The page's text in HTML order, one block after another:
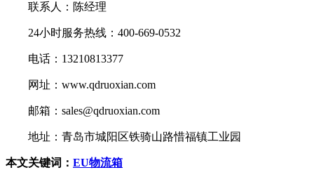
联系人：陈经理
24小时服务热线：400-669-0532
电话：13210813377
网址：www.qdruoxian.com
邮箱：sales@qdruoxian.com
地址：青岛市城阳区铁骑山路惜福镇工业园
本文关键词： EU物流箱